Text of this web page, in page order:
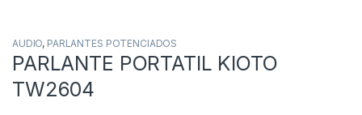
AUDIO, PARLANTES POTENCIADOS
PARLANTE PORTATIL KIOTO
TW2604